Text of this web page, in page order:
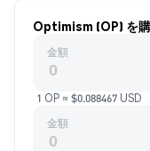
Optimism (OP) を
金額
1 OP ≈ $0.088467 USD
金額